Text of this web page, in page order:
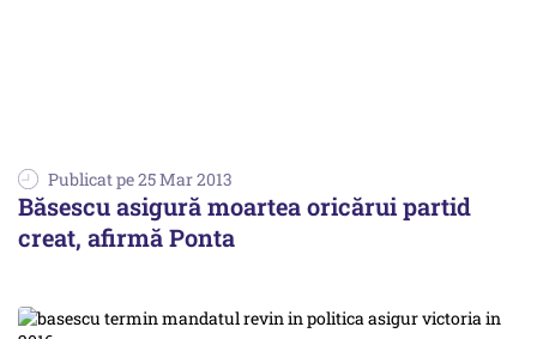
Publicat pe 25 Mar 2013
Băsescu asigură moartea oricărui partid
creat, afirmă Ponta